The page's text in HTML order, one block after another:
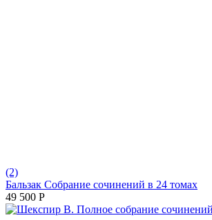
(2)
Бальзак Собрание сочинений в 24 томах
49 500 Р